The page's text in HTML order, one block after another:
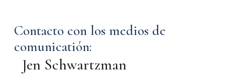
Contacto con los medios de
comunicatión:
Jen Schwartzman